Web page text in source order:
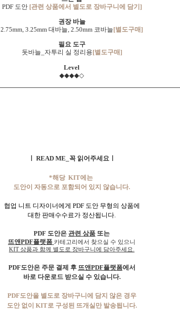
PDF 도안 [관련 상품에서 별도로 장바구니에 담기]
권장 바늘
2.75mm, 3.25mm 대바늘, 2.50mm 코바늘[별도구매]
필요 도구
돗바늘_자투리 실 정리용[별도구매]
Level
◆◆◆◆◇
ㅣ READ ME_꼭 읽어주세요ㅣ
*해당 KIT에는
도안이 자동으로 포함되어 있지 않습니다.
협업 니트 디자이너에게 PDF 도안 무형의 상품에
대한 판매수수료가 정산됩니다.
PDF 도안은 관련 상품 또는
뜨앤PDF플랫폼 카테고리에서 찾으실 수 있으니
KIT 상품과 함께 별도로 장바구니에 담아주세요.
PDF도안은 주문 결제 후 뜨앤PDF플랫폼에서
바로 다운로드 받으실 수 있습니다.
PDF도안을 별도로 장바구니에 담지 않은 경우
도안 없이 KIT로 구성된 뜨개실만 발송됩니다.